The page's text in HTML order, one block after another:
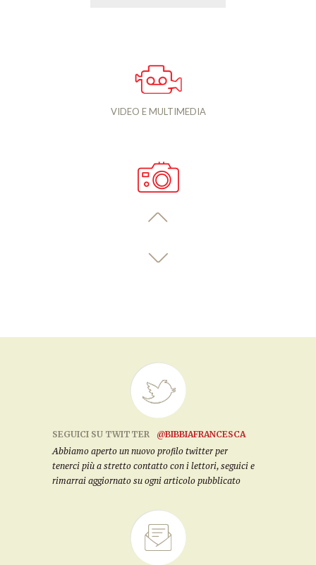
VIDEO E MULTIMEDIA
SEGUICI SU TWITTER
@BIBBIAFRANCESCA
Abbiamo aperto un nuovo profilo twitter per
tenerci più a stretto contatto con i lettori, seguici e
rimarrai aggiornato su ogni articolo pubblicato